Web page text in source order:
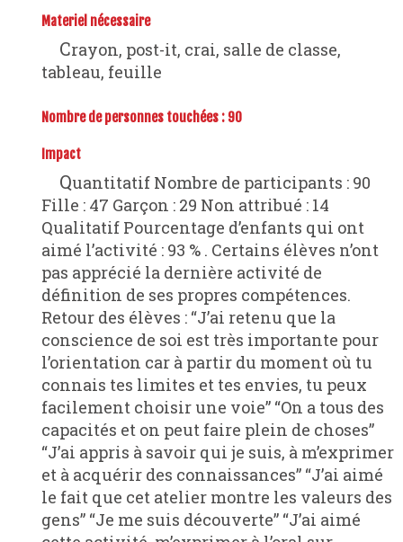
Materiel nécessaire
Crayon, post-it, crai, salle de classe,
tableau, feuille
Nombre de personnes touchées : 90
Impact
Quantitatif Nombre de participants : 90
Fille : 47 Garçon : 29 Non attribué : 14
Qualitatif Pourcentage d’enfants qui ont
aimé l’activité : 93 % . Certains élèves n’ont
pas apprécié la dernière activité de
définition de ses propres compétences.
Retour des élèves : “J’ai retenu que la
conscience de soi est très importante pour
l’orientation car à partir du moment où tu
connais tes limites et tes envies, tu peux
facilement choisir une voie” “On a tous des
capacités et on peut faire plein de choses”
“J’ai appris à savoir qui je suis, à m’exprimer
et à acquérir des connaissances” “J’ai aimé
le fait que cet atelier montre les valeurs des
gens” “Je me suis découverte” “J’ai aimé